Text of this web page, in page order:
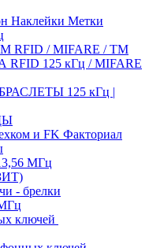
Наклейки Метки
RFID / MIFARE / TM
RFID 125 кГц / MIFARE
БРАСЛЕТЫ 125 кГц |
и FK Факториал
МГц
- брелки
ключей